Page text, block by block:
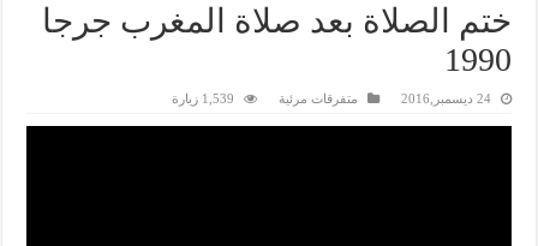
ختم الصلاة بعد صلاة المغرب جرجا
1990
24 ديسمبر,2016 متفرقات مرئية 1,539 زيارة